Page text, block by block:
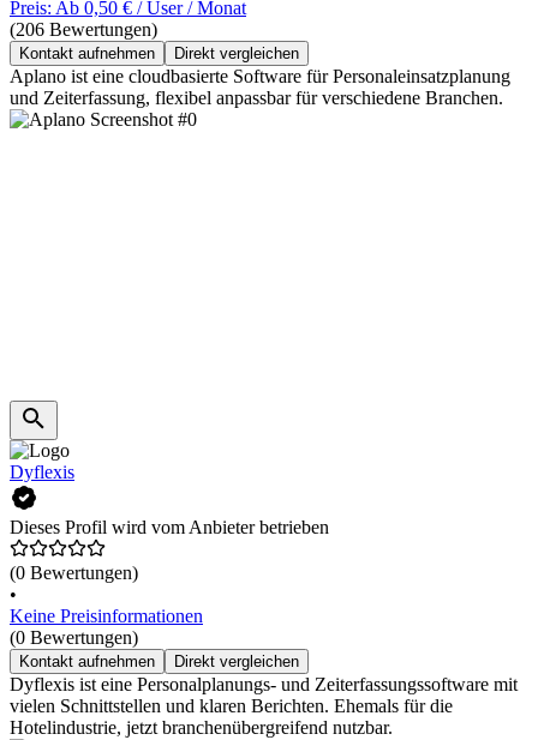
Preis: Ab 0,50 € / User / Monat
(206 Bewertungen)
Kontakt aufnehmen Direkt vergleichen
Aplano ist eine cloudbasierte Software für Personaleinsatzplanung
und Zeiterfassung, flexibel anpassbar für verschiedene Branchen.
Dyflexis
Dieses Profil wird vom Anbieter betrieben
(0 Bewertungen)
•
Keine Preisinformationen
(0 Bewertungen)
Kontakt aufnehmen Direkt vergleichen
Dyflexis ist eine Personalplanungs- und Zeiterfassungssoftware mit
vielen Schnittstellen und klaren Berichten. Ehemals für die
Hotelindustrie, jetzt branchenübergreifend nutzbar.